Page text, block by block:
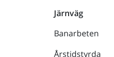
Järnväg
Banarbeten
Årstidstyrda